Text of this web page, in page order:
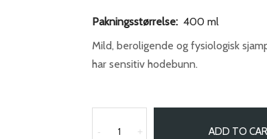
Pakningsstørrelse: 400 ml
Mild, beroligende og fysiologisk
har sensitiv hodebunn.
- + ADD TO